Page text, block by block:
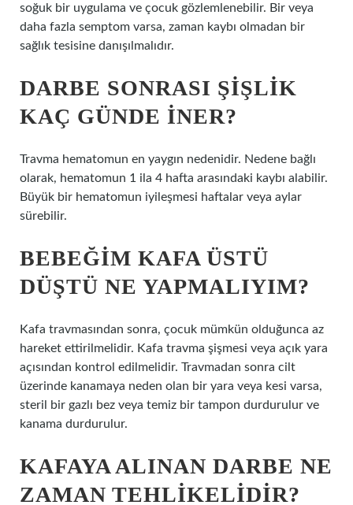
soğuk bir uygulama ve çocuk gözlemlenebilir. Bir veya
daha fazla semptom varsa, zaman kaybı olmadan bir
sağlık tesisine danışılmalıdır.
DARBE SONRASI ŞIŞLIK
KAÇ GÜNDE INER?
Travma hematomun en yaygın nedenidir. Nedene bağlı
olarak, hematomun 1 ila 4 hafta arasındaki kaybı alabilir.
Büyük bir hematomun iyileşmesi haftalar veya aylar
sürebilir.
BEBEĞIM KAFA ÜSTÜ
DÜŞTÜ NE YAPMALIYIM?
Kafa travmasından sonra, çocuk mümkün olduğunca az
hareket ettirilmelidir. Kafa travma şişmesi veya açık yara
açısından kontrol edilmelidir. Travmadan sonra cilt
üzerinde kanamaya neden olan bir yara veya kesi varsa,
steril bir gazlı bez veya temiz bir tampon durdurulur ve
kanama durdurulur.
KAFAYA ALINAN DARBE NE
ZAMAN TEHLIKELIDIR?